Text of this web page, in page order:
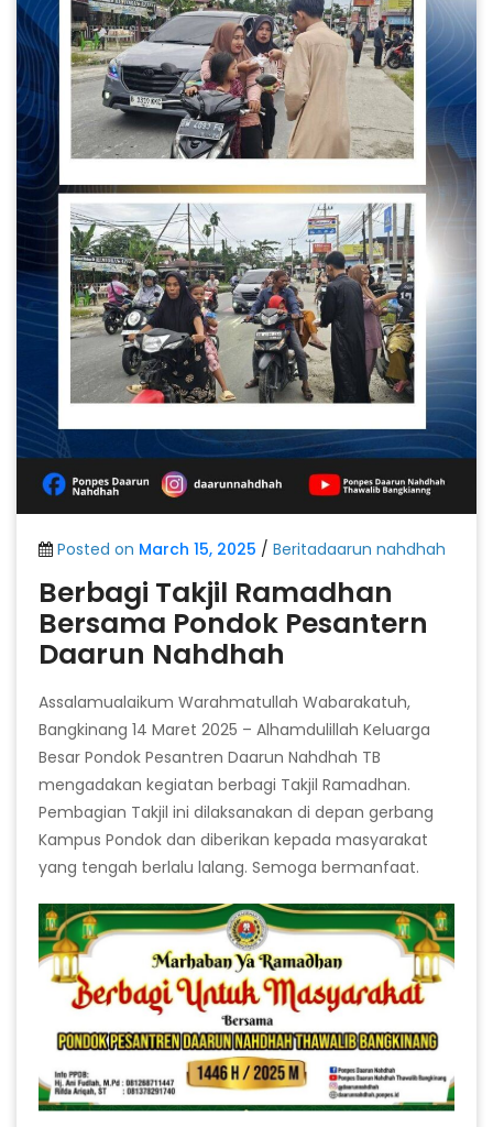
Posted on March 15, 2025 / Beritadaarun nahdhah
Berbagi Takjil Ramadhan
Bersama Pondok Pesantern
Daarun Nahdhah
Assalamualaikum Warahmatullah Wabarakatuh,
Bangkinang 14 Maret 2025 – Alhamdulillah Keluarga
Besar Pondok Pesantren Daarun Nahdhah TB
mengadakan kegiatan berbagi Takjil Ramadhan.
Pembagian Takjil ini dilaksanakan di depan gerbang
Kampus Pondok dan diberikan kepada masyarakat
yang tengah berlalu lalang. Semoga bermanfaat.